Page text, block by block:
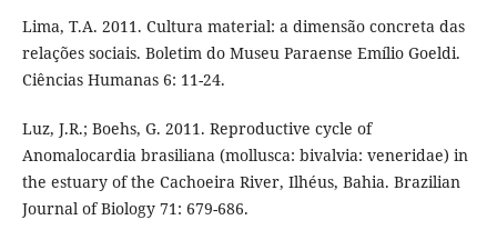
Lima, T.A. 2011. Cultura material: a dimensão concreta das
relações sociais. Boletim do Museu Paraense Emílio Goeldi.
Ciências Humanas 6: 11-24.
Luz, J.R.; Boehs, G. 2011. Reproductive cycle of
Anomalocardia brasiliana (mollusca: bivalvia: veneridae) in
the estuary of the Cachoeira River, Ilhéus, Bahia. Brazilian
Journal of Biology 71: 679-686.